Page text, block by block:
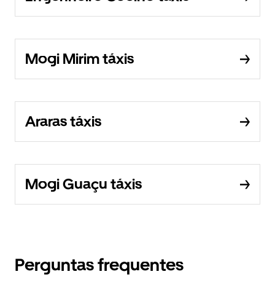
Mogi Mirim táxis
Araras táxis
Mogi Guaçu táxis
Perguntas frequentes